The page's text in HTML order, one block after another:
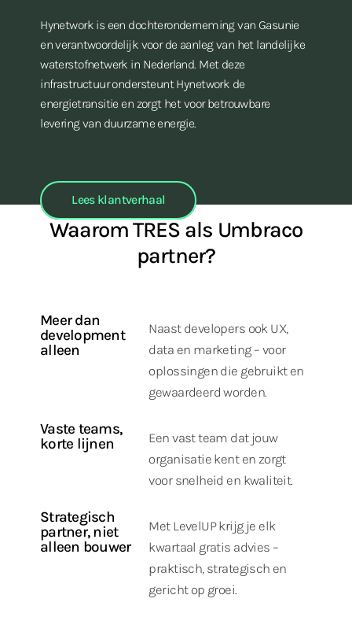
Hynetwork is een dochteronderneming van Gasunie
en verantwoordelijk voor de aanleg van het landelijke
waterstofnetwerk in Nederland. Met deze
infrastructuur ondersteunt Hynetwork de
energietransitie en zorgt het voor betrouwbare
levering van duurzame energie.
Lees klantverhaal
Waarom TRES als Umbraco
partner?
Meer dan
development
alleen
Naast developers ook UX,
data en marketing – voor
oplossingen die gebruikt en
gewaardeerd worden.
Vaste teams,
korte lijnen
Een vast team dat jouw
organisatie kent en zorgt
voor snelheid en kwaliteit.
Strategisch
partner, niet
alleen bouwer
Met LevelUP krijg je elk
kwartaal gratis advies –
praktisch, strategisch en
gericht op groei.